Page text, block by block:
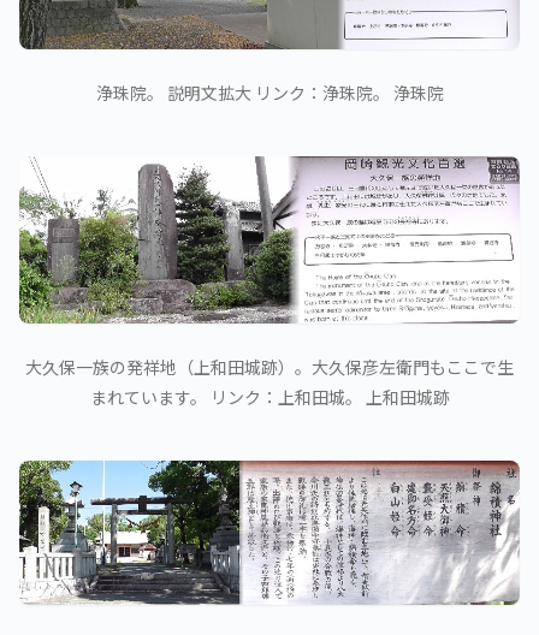
浄珠院。 説明文拡大 リンク：浄珠院。 浄珠院
大久保一族の発祥地（上和田城跡）。大久保彦左衛門もここで生
まれています。 リンク：上和田城。 上和田城跡